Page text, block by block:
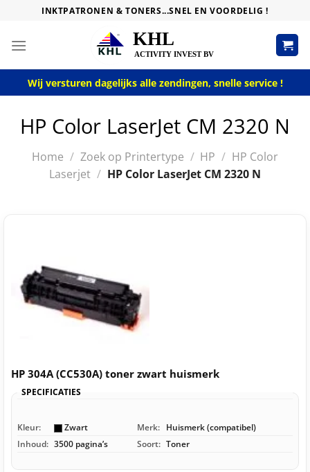
content
INKTPATRONEN & TONERS...SNEL EN VOORDELIG !
Wij versturen dagelijks alle zendingen, snelle service !
HP Color LaserJet CM 2320 N
Home / Zoek op Printertype / HP / HP Color
Laserjet / HP Color LaserJet CM 2320 N
HP 304A (CC530A) toner zwart huismerk
SPECIFICATIES
Kleur: Zwart Merk: Huismerk (compatibel)
Inhoud: 3500 pagina’s Soort: Toner